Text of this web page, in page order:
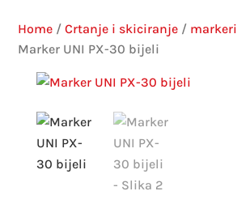
Home /Crtanje i skiciranje / markeri
Marker UNI PX-30 bijeli